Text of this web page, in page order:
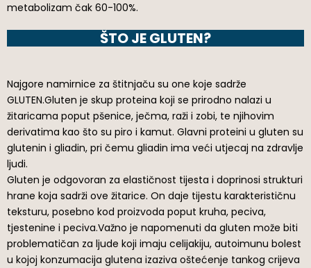
metabolizam čak 60-100%.
ŠTO JE GLUTEN?
Najgore namirnice za štitnjaču su one koje sadrže
GLUTEN.Gluten je skup proteina koji se prirodno nalazi u
žitaricama poput pšenice, ječma, raži i zobi, te njihovim
derivatima kao što su piro i kamut. Glavni proteini u gluten su
glutenin i gliadin, pri čemu gliadin ima veći utjecaj na zdravlje
ljudi.
Gluten je odgovoran za elastičnost tijesta i doprinosi strukturi
hrane koja sadrži ove žitarice. On daje tijestu karakterističnu
teksturu, posebno kod proizvoda poput kruha, peciva,
tjestenine i peciva.Važno je napomenuti da gluten može biti
problematičan za ljude koji imaju celijakiju, autoimunu bolest
u kojoj konzumacija glutena izaziva oštećenje tankog crijeva